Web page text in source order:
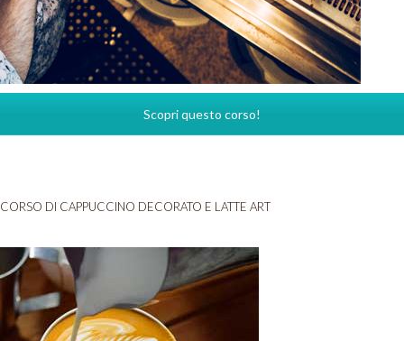
Scopri questo corso!
CORSO DI CAPPUCCINO DECORATO E LATTE ART